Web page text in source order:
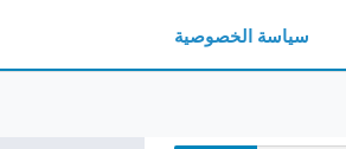
سياسة الخصوصية